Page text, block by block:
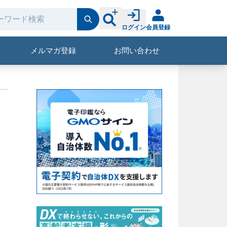
ログイン会員登録
メルマガ登録 お問い合わせ